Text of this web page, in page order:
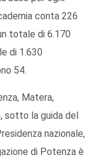
conta 226
totale di 6.170
di 1.630
54.
Matera,
sotto la guida del
nazionale,
di Potenza è